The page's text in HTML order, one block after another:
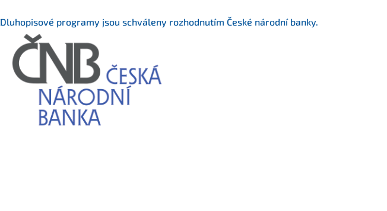
Dluhopisové programy jsou schváleny rozhodnutím České národní banky.